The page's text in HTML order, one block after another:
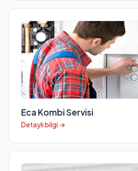
Eca Kombi Servisi
Detaylı bilgi →